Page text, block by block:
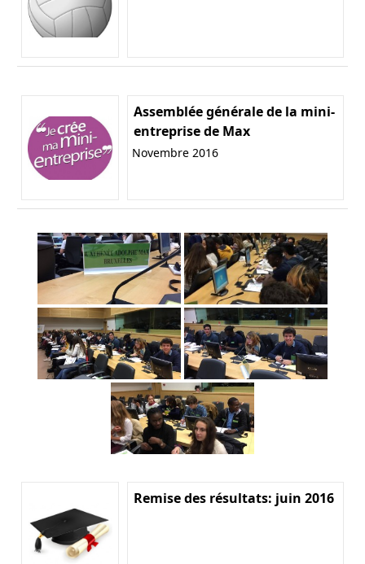
Assemblée générale de la mini-
entreprise de Max
Novembre 2016
Remise des résultats: juin 2016